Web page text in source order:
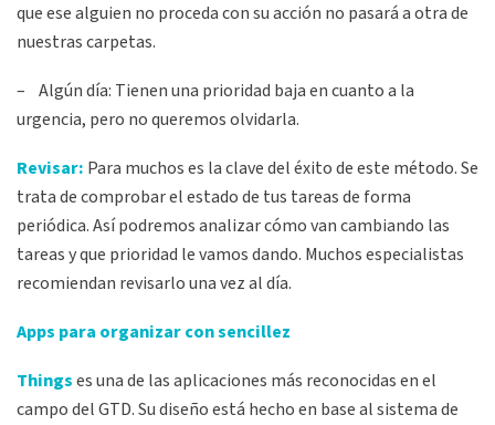
que ese alguien no proceda con su acción no pasará a otra de
nuestras carpetas.
– Algún día: Tienen una prioridad baja en cuanto a la
urgencia, pero no queremos olvidarla.
Revisar: Para muchos es la clave del éxito de este método. Se
trata de comprobar el estado de tus tareas de forma
periódica. Así podremos analizar cómo van cambiando las
tareas y que prioridad le vamos dando. Muchos especialistas
recomiendan revisarlo una vez al día.
Apps para organizar con sencillez
Thingses una de las aplicaciones más reconocidas en el
campo del GTD. Su diseño está hecho en base al sistema de